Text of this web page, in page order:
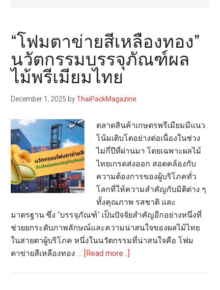
“โฟมตาข่ายสีเหลืองทอง”
นวัตกรรมบรรจุภัณฑ์ผล
ไม้พรีเมียมไทย
December 1, 2025 byThaiPackMagazine
ตลาดสินค้าเกษตรพรีเมียมมีแนว
โน้มเติบโตอย่างต่อเนื่องในช่วง
ไม่กี่ปีที่ผ่านมา โดยเฉพาะผลไม้
ไทยเกรดส่งออก สอดคล้องกับ
ความต้องการของผู้บริโภคทั่ว
โลกที่ให้ความสำคัญกับมิติต่าง ๆ
ทั้งคุณภาพ รสชาติ และ
มาตรฐาน ซึ่ง "บรรจุภัณฑ์" เป็นปัจจัยสำคัญอีกอย่างหนึ่งที่
ช่วยยกระดับภาพลักษณ์และความน่าสนใจของผลไม้ไทย
ในสายตาผู้บริโภค หนึ่งในนวัตกรรมที่น่าสนใจคือ โฟม
ตาข่ายสีเหลืองทอง …
[Read more...]